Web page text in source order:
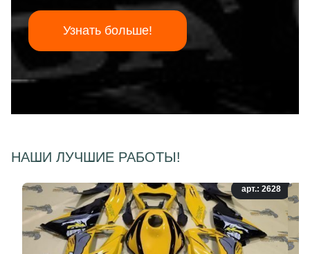
Узнать больше!
НАШИ ЛУЧШИЕ РАБОТЫ!
арт.: 2628